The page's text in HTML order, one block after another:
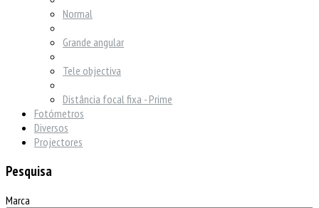
Normal
Grande angular
Tele objectiva
Distância focal fixa - Prime
Fotómetros
Diversos
Projectores
Pesquisa
Marca